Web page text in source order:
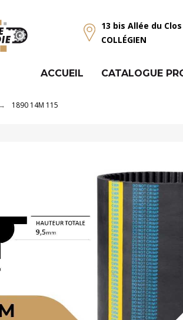
13 bis Allée du
COLLÉGIEN
ACCUEIL CATALOGUE
1890 14M 115